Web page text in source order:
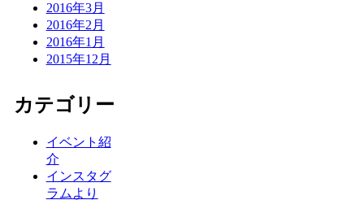
2016年3月
2016年2月
2016年1月
2015年12月
カテゴリー
イベント紹
介
インスタグ
ラムより